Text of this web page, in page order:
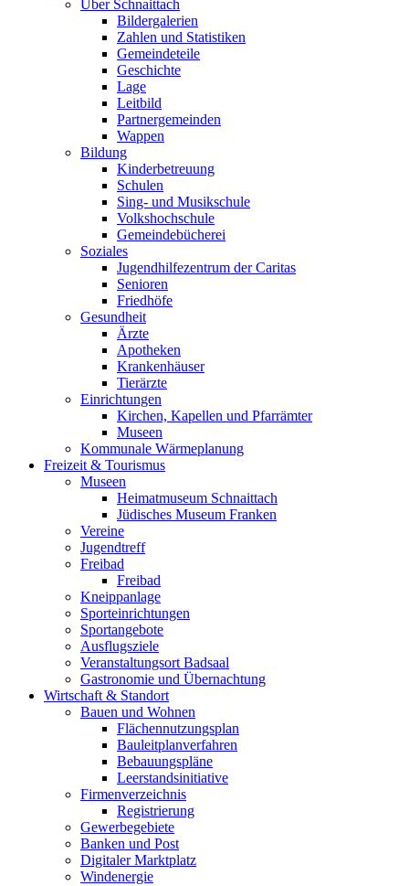
Über Schnaittach
Bildergalerien
Zahlen und Statistiken
Gemeindeteile
Geschichte
Lage
Leitbild
Partnergemeinden
Wappen
Bildung
Kinderbetreuung
Schulen
Sing- und Musikschule
Volkshochschule
Gemeindebücherei
Soziales
Jugendhilfezentrum der Caritas
Senioren
Friedhöfe
Gesundheit
Ärzte
Apotheken
Krankenhäuser
Tierärzte
Einrichtungen
Kirchen, Kapellen und Pfarrämter
Museen
Kommunale Wärmeplanung
Freizeit & Tourismus
Museen
Heimatmuseum Schnaittach
Jüdisches Museum Franken
Vereine
Jugendtreff
Freibad
Freibad
Kneippanlage
Sporteinrichtungen
Sportangebote
Ausflugsziele
Veranstaltungsort Badsaal
Gastronomie und Übernachtung
Wirtschaft & Standort
Bauen und Wohnen
Flächennutzungsplan
Bauleitplanverfahren
Bebauungspläne
Leerstandsinitiative
Firmenverzeichnis
Registrierung
Gewerbegebiete
Banken und Post
Digitaler Marktplatz
Windenergie